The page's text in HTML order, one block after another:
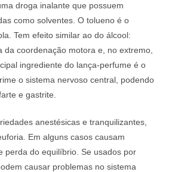
droga inalante que possuem
como solventes. O tolueno é o
Tem efeito similar ao do álcool:
da coordenação motora e, no extremo,
ingrediente do lança-perfume é o
o sistema nervoso central, podendo
e gastrite.
anestésicas e tranquilizantes,
Em alguns casos causam
perda do equilíbrio. Se usados por
causar problemas no sistema